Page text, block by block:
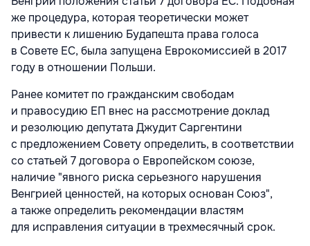
же процедура, которая теоретически может
привести к лишению Будапешта права голоса
в Совете ЕС, была запущена Еврокомиссией в 2017
году в отношении Польши.
Ранее комитет по гражданским свободам
и правосудию ЕП внес на рассмотрение доклад
и резолюцию депутата Джудит Саргентини
с предложением Совету определить, в соответствии
со статьей 7 договора о Европейском союзе,
наличие "явного риска серьезного нарушения
Венгрией ценностей, на которых основан Союз",
а также определить рекомендации властям
для исправления ситуации в трехмесячный срок.